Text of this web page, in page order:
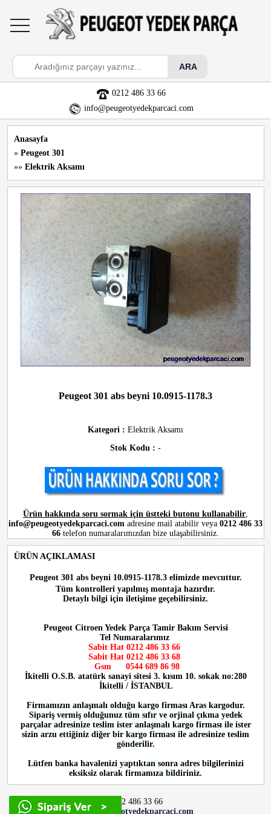
toggle
navigation
0212 486 33 66
info@peugeotyedekparcaci.com
Anasayfa
» Peugeot 301
»» Elektrik Aksamı
Peugeot 301 abs beyni 10.0915-1178.3
Kategori : Elektrik Aksamı
Stok Kodu : -
Ürün hakkında soru sormak için üstteki butonu kullanabilir
info@peugeotyedekparcaci.com adresine mail atabilir veya 0212 486 33
66 telefon numaralarımızdan bize ulaşabilirsiniz.
ÜRÜN AÇIKLAMASI
Peugeot 301 abs beyni 10.0915-1178.3 elimizde mevcuttur.
Tüm kontrolleri yapılmış montaja hazırdır.
Detaylı bilgi için iletişime geçebilirsiniz.
Peugeot Citroen Yedek Parça Tamir Bakım Servisi
Tel Numaralarımız
Sabit Hat 0212 486 33 66
Sabit Hat 0212 486 33 68
Gsm 0544 689 86 98
İkitelli O.S.B. atatürk sanayi sitesi 3. kısım 10. sokak no:280
İkitelli / İSTANBUL
Firmamızın anlaşmalı olduğu kargo firması Aras kargodur.
Sipariş vermiş olduğunuz tüm sıfır ve orjinal çıkma yedek
parçalar adresinize teslim ister anlaşmalı kargo firması ile ister
sizin arzu ettiğiniz diğer bir kargo firması ile adresinize teslim
gönderilir.
Lütfen banka havalenizi yaptıktan sonra adres bilgilerinizi
eksiksiz olarak firmamıza bildiriniz.
0212 486 33 66
info@peugeotyedekparcaci.com